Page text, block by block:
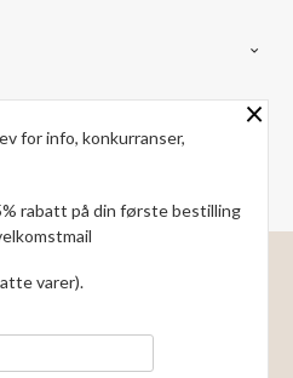
Valuta
×
for info, konkurranser,
rabatt på din første bestilling
varer).